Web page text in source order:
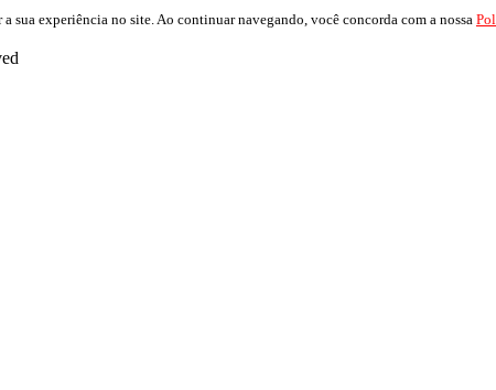
sua experiência no site. Ao continuar navegando, você concorda com a nossa